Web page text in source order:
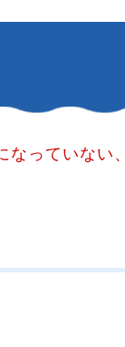
っていな